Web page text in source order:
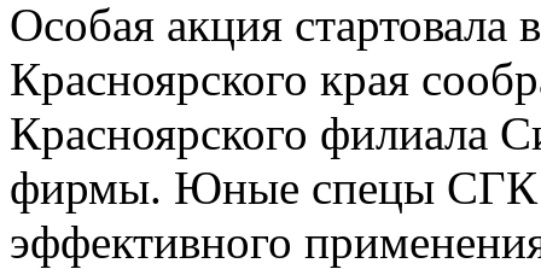
Особая акция стартовала
Красноярского края
Красноярского филиала
фирмы. Юные спецы СГК
эффективного